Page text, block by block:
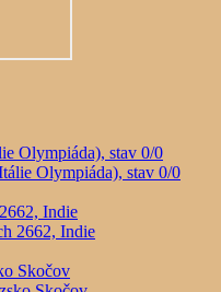
Olympiáda), stav 0/0
Indie
Skočov